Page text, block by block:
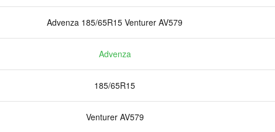
Advenza 185/65R15 Venturer AV579
Advenza
185/65R15
Venturer AV579